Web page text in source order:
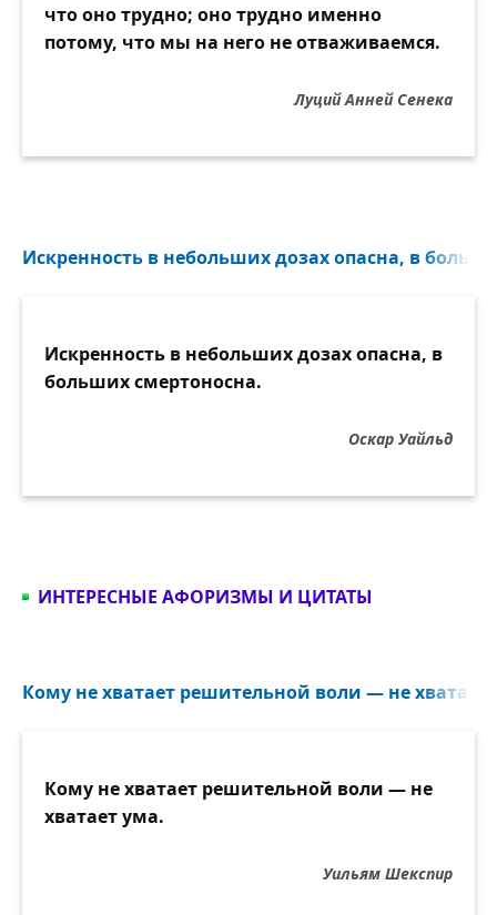
что оно трудно; оно трудно именно
потому, что мы на него не отваживаемся.
Луций Анней Сенека
Искренность в небольших дозах опасна, в
Искренность в небольших дозах опасна, в
больших смертоносна.
Оскар Уайльд
ИНТЕРЕСНЫЕ АФОРИЗМЫ И ЦИТАТЫ
Кому не хватает решительной воли — не хватает
Кому не хватает решительной воли — не
хватает ума.
Уильям Шекспир